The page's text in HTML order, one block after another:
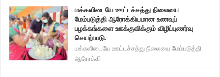
மக்களிடையே ஊட்டச்சத்து நிலையை
மேம்படுத்தி ஆரோக்கியமான உணவுப்
பழக்கங்களை ஊக்குவிக்கும் விழிப்புணர்வு
செயற்பாடு.
மக்களிடையே ஊட்டச்சத்து நிலையை மேம்படுத்தி
ஆரோக்கி